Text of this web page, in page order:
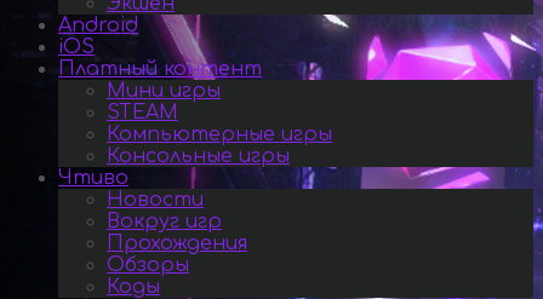
Android
iOS
Платный контент
Мини игры
STEAM
Компьютерные игры
Консольные игры
Чтиво
Новости
Вокруг игр
Прохождения
Обзоры
Коды